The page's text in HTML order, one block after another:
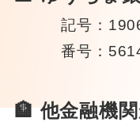
記号：
番号：
🏦 他金融機